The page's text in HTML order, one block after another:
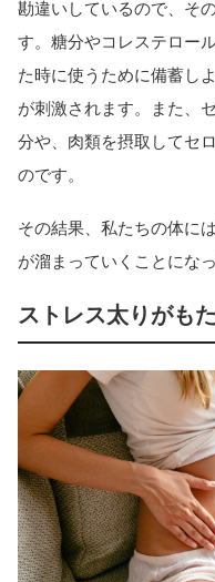
勘違いしているので、そ
す。糖分やコレステロー
た時に使うために備蓄し
が刺激されます。また、
分や、肉類を摂取してセ
のです。
その結果、私たちの体に
が溜まっていくことにな
ストレス太りがも